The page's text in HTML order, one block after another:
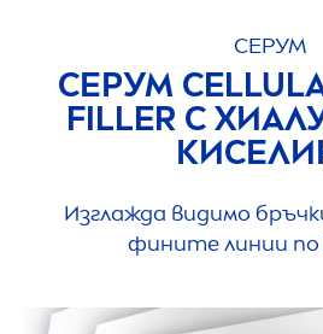
СЕРУМ
СЕРУМ
FILLER С
Изглажда видимо
фините линии